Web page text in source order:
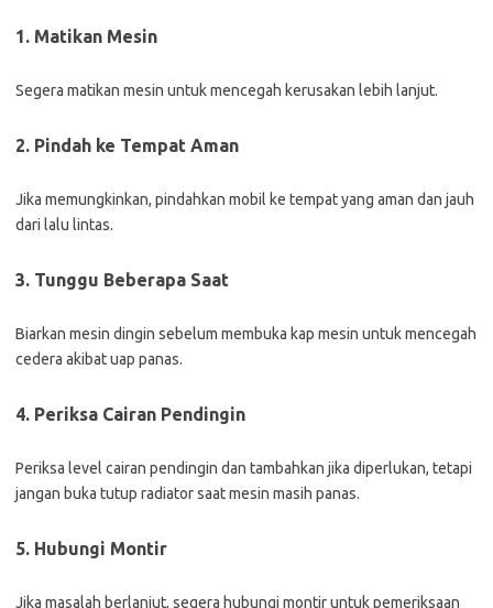
1. Matikan Mesin
Segera matikan mesin untuk mencegah kerusakan lebih lanjut.
2. Pindah ke Tempat Aman
Jika memungkinkan, pindahkan mobil ke tempat yang aman dan jauh
dari lalu lintas.
3. Tunggu Beberapa Saat
Biarkan mesin dingin sebelum membuka kap mesin untuk mencegah
cedera akibat uap panas.
4. Periksa Cairan Pendingin
Periksa level cairan pendingin dan tambahkan jika diperlukan, tetapi
jangan buka tutup radiator saat mesin masih panas.
5. Hubungi Montir
Jika masalah berlanjut, segera hubungi montir untuk pemeriksaan